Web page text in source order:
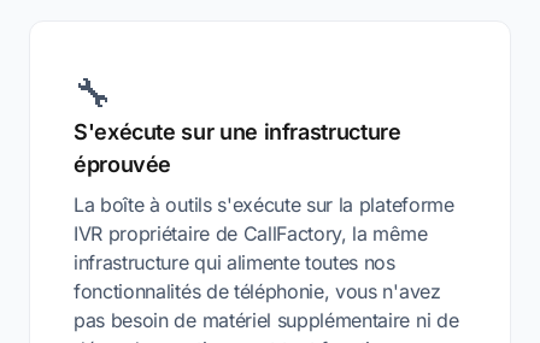
🔧
S'exécute sur une infrastructure
éprouvée
La boîte à outils s'exécute sur la plateforme
IVR propriétaire de CallFactory, la même
infrastructure qui alimente toutes nos
fonctionnalités de téléphonie, vous n'avez
pas besoin de matériel supplémentaire ni de